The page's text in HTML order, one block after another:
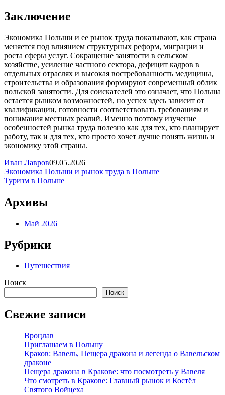
Заключение
Экономика Польши и ее рынок труда показывают, как страна
меняется под влиянием структурных реформ, миграции и
роста сферы услуг. Сокращение занятости в сельском
хозяйстве, усиление частного сектора, дефицит кадров в
отдельных отраслях и высокая востребованность медицины,
строительства и образования формируют современный облик
польской занятости. Для соискателей это означает, что Польша
остается рынком возможностей, но успех здесь зависит от
квалификации, готовности соответствовать требованиям и
понимания местных реалий. Именно поэтому изучение
особенностей рынка труда полезно как для тех, кто планирует
работу, так и для тех, кто просто хочет лучше понять жизнь и
экономику этой страны.
Иван Лавров09.05.2026
Навигация
по
записям
Экономика Польши и рынок труда в Польше
Туризм в Польше
Архивы
Май 2026
Рубрики
Путешествия
Поиск
Поиск
Свежие записи
Вроцлав
Приглашаем в Польшу
Краков: Вавель, Пещера дракона и легенда о Вавельском
драконе
Пещера дракона в Кракове: что посмотреть у Вавеля
Что смотреть в Кракове: Главный рынок и Костёл
Святого Войцеха